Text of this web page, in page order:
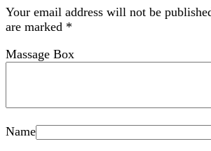
Your email address will not be
are marked *
Massage Box
Name